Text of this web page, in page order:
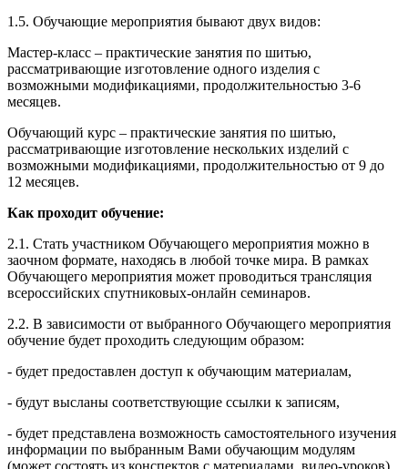
1.5. Обучающие мероприятия бывают двух видов:
Мастер-класс – практические занятия по шитью,
рассматривающие изготовление одного изделия с
возможными модификациями, продолжительностью 3-6
месяцев.
Обучающий курс – практические занятия по шитью,
рассматривающие изготовление нескольких изделий с
возможными модификациями, продолжительностью от 9 до
12 месяцев.
Как проходит обучение:
2.1. Стать участником Обучающего мероприятия можно в
заочном формате, находясь в любой точке мира. В рамках
Обучающего мероприятия может проводиться трансляция
всероссийских спутниковых-онлайн семинаров.
2.2. В зависимости от выбранного Обучающего мероприятия
обучение будет проходить следующим образом:
- будет предоставлен доступ к обучающим материалам,
- будут высланы соответствующие ссылки к записям,
- будет представлена возможность самостоятельного изучения
информации по выбранным Вами обучающим модулям
(может состоять из конспектов с материалами, видео-уроков),